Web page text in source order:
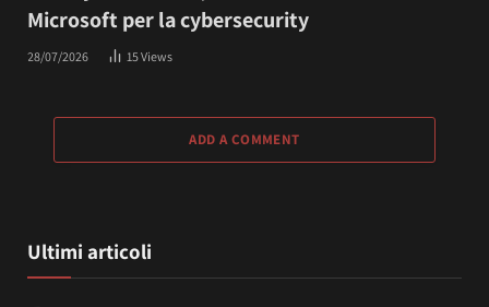
Microsoft per la cybersecurity
28/07/2026 15Views
ADD A COMMENT
Ultimi articoli